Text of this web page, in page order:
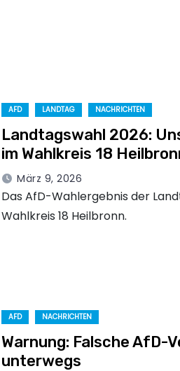
AFD LANDTAG NACHRICHTEN
Landtagswahl 2026:
im Wahlkreis 18
März 9, 2026
Das AfD-Wahlergebnis der
Wahlkreis 18 Heilbronn.
AFD NACHRICHTEN
Warnung: Falsche AfD-
unterwegs